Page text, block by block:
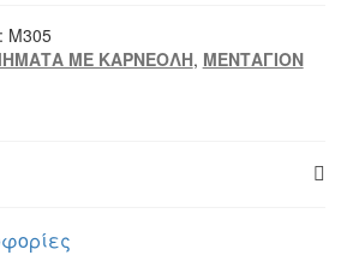
M305
ΜΕ ΚΑΡΝΕΟΛΗ, ΜΕΝΤΑΓΙΟΝ